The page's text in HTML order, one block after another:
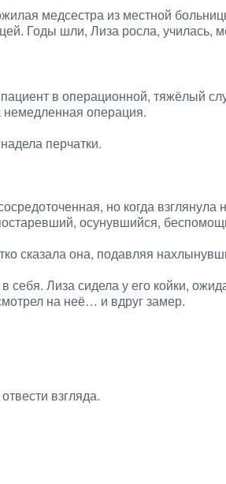
медсестра из местной
Годы шли, Лиза росла, училась,
в операционной, тяжёлый
операция.
перчатки.
но когда взглянула
осунувшийся,
сказала она, подавляя
себя. Лиза сидела у его койки,
на неё… и вдруг замер.
взгляда.